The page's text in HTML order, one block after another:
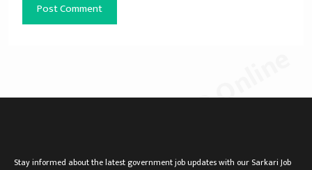
Stay informed about the latest government job updates with our Sarkari Job